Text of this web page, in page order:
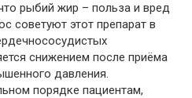
рыбий жир – польза и вред
советуют этот препарат в
снижением после приёма
давления.
порядке пациентам,